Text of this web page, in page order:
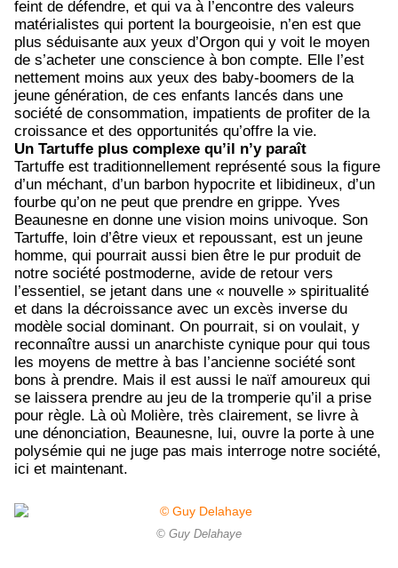
feint de défendre, et qui va à l’encontre des valeurs
matérialistes qui portent la bourgeoisie, n’en est que
plus séduisante aux yeux d’Orgon qui y voit le moyen
de s’acheter une conscience à bon compte. Elle l’est
nettement moins aux yeux des baby-boomers de la
jeune génération, de ces enfants lancés dans une
société de consommation, impatients de profiter de la
croissance et des opportunités qu’offre la vie.
Un Tartuffe plus complexe qu’il n’y paraît
Tartuffe est traditionnellement représenté sous la figure
d’un méchant, d’un barbon hypocrite et libidineux, d’un
fourbe qu’on ne peut que prendre en grippe. Yves
Beaunesne en donne une vision moins univoque. Son
Tartuffe, loin d’être vieux et repoussant, est un jeune
homme, qui pourrait aussi bien être le pur produit de
notre société postmoderne, avide de retour vers
l’essentiel, se jetant dans une « nouvelle » spiritualité
et dans la décroissance avec un excès inverse du
modèle social dominant. On pourrait, si on voulait, y
reconnaître aussi un anarchiste cynique pour qui tous
les moyens de mettre à bas l’ancienne société sont
bons à prendre. Mais il est aussi le naïf amoureux qui
se laissera prendre au jeu de la tromperie qu’il a prise
pour règle. Là où Molière, très clairement, se livre à
une dénonciation, Beaunesne, lui, ouvre la porte à une
polysémie qui ne juge pas mais interroge notre société,
ici et maintenant.
© Guy Delahaye